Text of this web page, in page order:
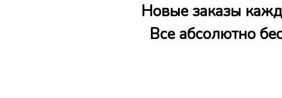
Новые заказы
Все абсолютно